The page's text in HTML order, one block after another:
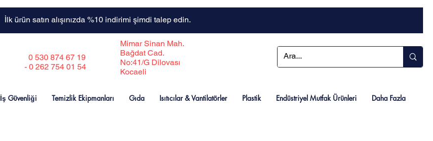
İlk ürün satın alışınızda %10 indirimi şimdi talep edin.
0 530 874 67 19
- 0 262 754 01 54
Mimar Sinan Mah.
Bağdat Cad.
No:41/G Dilovası
Kocaeli
İş Güvenliği Temizlik Ekipmanları Gıda Isıtıcılar & Vantilatörler Plastik Endüstriyel Mutfak Ürünleri Daha Fazla